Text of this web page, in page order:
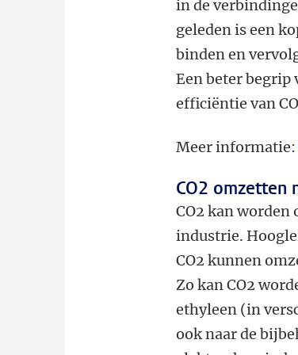
in de
geleden is een
binden en
Een beter begrip
efficiëntie van
Meer
CO2 omzetten
CO2 kan
industrie.
CO2 kunnen
Zo kan CO2
ethyleen (in
ook naar de